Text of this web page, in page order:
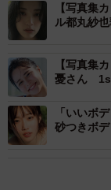
【写真集
ル都丸紗
【写真集
憂さん
「いいボ
砂つきボ